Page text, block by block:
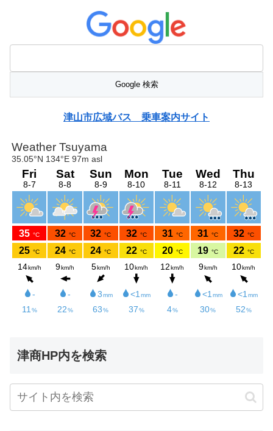
津山市広域バス 乗車案内サイト
津商HP内を検索